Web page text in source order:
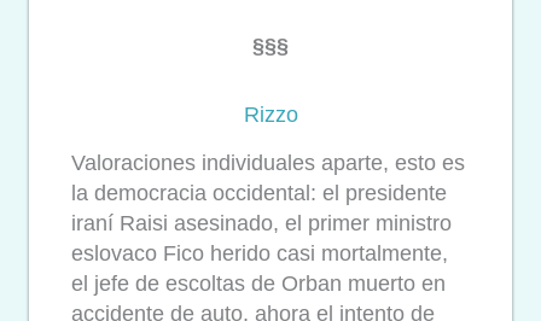
§§§
Rizzo
Valoraciones individuales aparte, esto es
la democracia occidental: el presidente
iraní Raisi asesinado, el primer ministro
eslovaco Fico herido casi mortalmente,
el jefe de escoltas de Orban muerto en
accidente de auto, ahora el intento de